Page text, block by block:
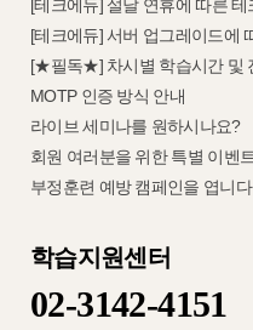
[테크에듀] 설날 연휴에 따른
[테크에듀] 서버 업그레이드에
[★필독★] 차시별 학습시간 및
MOTP 인증 방식 안내
라이브 세미나를 원하시나요?
회원 여러분을 위한 특별 이벤
부정훈련 예방 캠페인을 엽니다
학습지원센터
02-3142-4151